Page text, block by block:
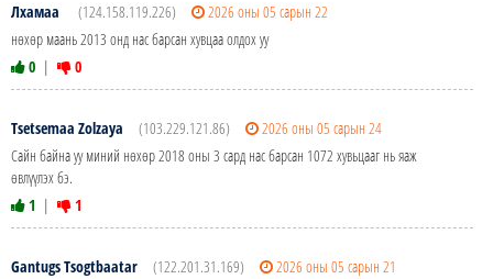
Лхамаа (124.158.119.226)
2026 оны 05 сарын 22
нөхөр маань 2013 онд нас барсан хувцаа олдох уу
0 | 0
Tsetsemaa Zolzaya (103.229.121.86)
2026 оны 05 сарын 24
Сайн байна уу миний нөхөр 2018 оны 3 сард нас барсан 1072 хувьцааг нь яаж
өвлүүлэх бэ.
1 | 1
Gantugs Tsogtbaatar (122.201.31.169)
2026 оны 05 сарын 21